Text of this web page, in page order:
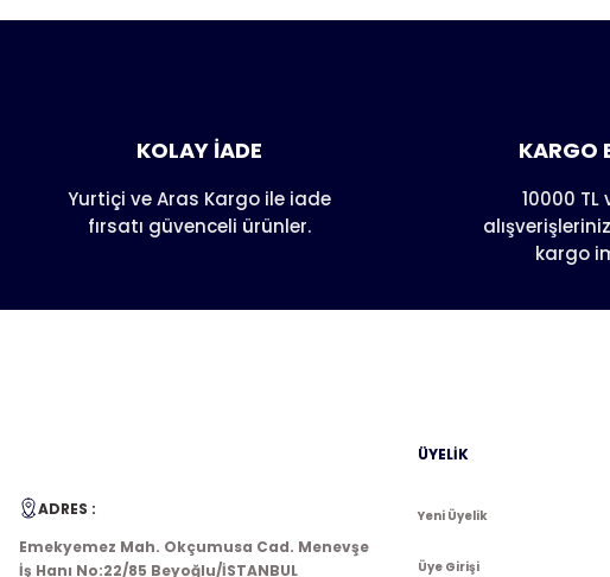
Yorum
Soru
Bu ürünün fiyat bilgisi, resim, ürün açıklamalarında ve diğer
Ürün açıklamasında eksik bilgiler bulunuyor.
Ürün bilgilerinde hatalar bulunuyor.
Ürün fiyatı diğer sitelerden daha pahalı.
KOLAY İADE
Yurtiçi ve Aras Kargo ile iade
fırsatı güvenceli ürünler.
KARGO
10000 TL
kargo
ADRES :
Emekyemez Mah. Okçumusa Cad. Menevşe
İş Hanı No:22/85 Beyoğlu/İSTANBUL
ÜYELİK
Yeni Üyelik
Üye Girişi